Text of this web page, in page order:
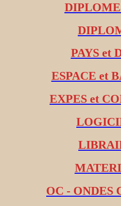
PAYS et
ESPACE et
EXPES et
OC - ONDES